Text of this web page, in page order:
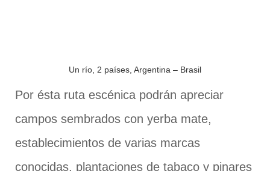
Un río, 2 países, Argentina – Brasil
Por ésta ruta escénica podrán apreciar
campos sembrados con yerba mate,
establecimientos de varias marcas
conocidas, plantaciones de tabaco y pinares